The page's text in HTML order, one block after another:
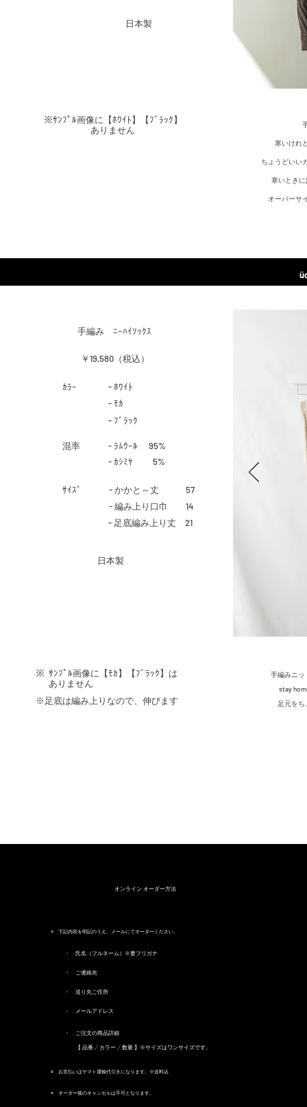
​日本製
​※ｻﾝﾌﾟﾙ画像に【ﾎﾜｲﾄ】【ﾌﾞﾗｯｸ】
ありません
寒いけれ
ちょうどいい
寒いとき
オーバーサ
​手編み ﾆｰﾊｲｿｯｸｽ
￥19,580（税込）
​ｶﾗｰ
- ﾎﾜｲﾄ
- ﾓｶ
- ﾌﾞﾗｯｸ
​混率
- ﾗﾑｳｰﾙ 95%
- ｶｼﾐﾔ 5%
​ｻｲｽﾞ
- かかと～丈 57
- 編み上り口巾 14
- 足底編み上り丈 21
​日本製
手編みニッ
stay
足元を
​※ ｻﾝﾌﾟﾙ画像に【ﾓｶ】【ﾌﾞﾗｯｸ】は
ありません
​※足底は編み上りなので、伸びます
オンライン オーダー方法​
○ 下記内容を明記のうえ、メールにてオーダーください。
・ 氏名（フルネーム）※要フリガナ
・ ご連絡先
・ 送り先ご住所
・ メールアドレス
・ ご注文の商品詳細
【 品番 / カラー / 数量 】※サイズはワンサイズです。
○ お支払いはヤマト運輸代引きになります。※送料込
○ オーダー後のキャンセルは不可となります。